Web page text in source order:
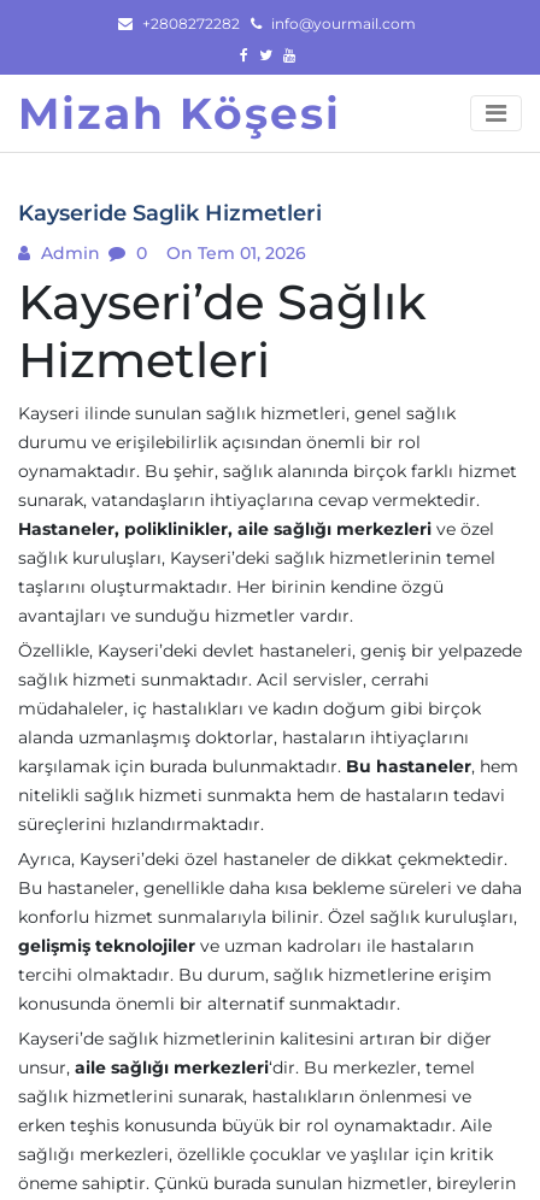
content
+2808272282 info@yourmail.com
Mizah Köşesi
Kayseride Saglik Hizmetleri
Admin 0 On Tem 01, 2026
Kayseri’de Sağlık
Hizmetleri
Kayseri ilinde sunulan sağlık hizmetleri, genel sağlık
durumu ve erişilebilirlik açısından önemli bir rol
oynamaktadır. Bu şehir, sağlık alanında birçok farklı hizmet
sunarak, vatandaşların ihtiyaçlarına cevap vermektedir.
Hastaneler, poliklinikler, aile sağlığı merkezleri ve özel
sağlık kuruluşları, Kayseri’deki sağlık hizmetlerinin temel
taşlarını oluşturmaktadır. Her birinin kendine özgü
avantajları ve sunduğu hizmetler vardır.
Özellikle, Kayseri’deki devlet hastaneleri, geniş bir yelpazede
sağlık hizmeti sunmaktadır. Acil servisler, cerrahi
müdahaleler, iç hastalıkları ve kadın doğum gibi birçok
alanda uzmanlaşmış doktorlar, hastaların ihtiyaçlarını
karşılamak için burada bulunmaktadır. Bu hastaneler, hem
nitelikli sağlık hizmeti sunmakta hem de hastaların tedavi
süreçlerini hızlandırmaktadır.
Ayrıca, Kayseri’deki özel hastaneler de dikkat çekmektedir.
Bu hastaneler, genellikle daha kısa bekleme süreleri ve daha
konforlu hizmet sunmalarıyla bilinir. Özel sağlık kuruluşları,
gelişmiş teknolojiler ve uzman kadroları ile hastaların
tercihi olmaktadır. Bu durum, sağlık hizmetlerine erişim
konusunda önemli bir alternatif sunmaktadır.
Kayseri’de sağlık hizmetlerinin kalitesini artıran bir diğer
unsur, aile sağlığı merkezleri‘dir. Bu merkezler, temel
sağlık hizmetlerini sunarak, hastalıkların önlenmesi ve
erken teşhis konusunda büyük bir rol oynamaktadır. Aile
sağlığı merkezleri, özellikle çocuklar ve yaşlılar için kritik
öneme sahiptir. Çünkü burada sunulan hizmetler, bireylerin